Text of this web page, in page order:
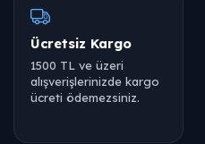
Ücretsiz Kargo
1500 TL ve üzeri
alışverişlerinizde kargo
ücreti ödemezsiniz.